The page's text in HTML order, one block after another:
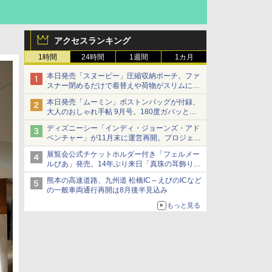
アクセスランキング
1時間 24時間 1週間 1カ月
本日発売「スヌーピー」圧縮収納ポーチ。ファ
スナー閉めるだけで着替えや荷物がスリムにま
とまる
本日発売「ムーミン」ボストンバッグが付録、
大人のおしゃれ手帖 9月号。180度ガバッと開
いて大容量
ディズニーシー「インディ・ジョーンズ・アド
ベンチャー」が11月末に運営再開。プロジェク
ションマッピングを追加、DPAは1500円
展覧会公式チケットホルダー付き「フェルメー
ルぴあ」発売。14年ぶり来日「真珠の耳飾りの
少女」ほか37作品のガイド
熊本の高速道路、九州道 松橋IC～えびのICなど
の一般車両通行再開は8月後半見込み
もっと見る